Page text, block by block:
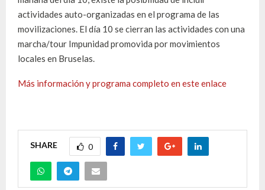
actividades auto-organizadas en el programa de las
movilizaciones. El día 10 se cierran las actividades con una
marcha/tour Impunidad promovida por movimientos
locales en Bruselas.
Más información y programa completo en este enlace
SHARE 0